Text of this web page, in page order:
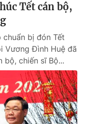
Tết cán bộ,
chuẩn bị đón Tết
Vương Đình Huệ đã
bộ, chiến sĩ Bộ...